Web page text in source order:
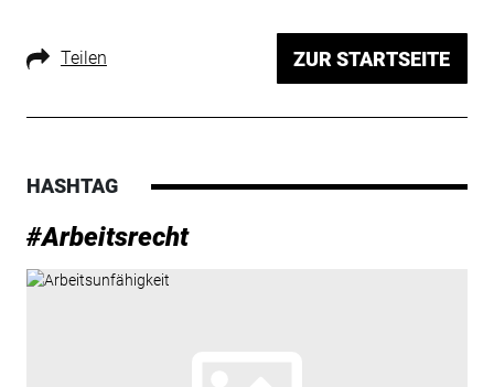
Teilen ZUR STARTSEITE
HASHTAG
#Arbeitsrecht